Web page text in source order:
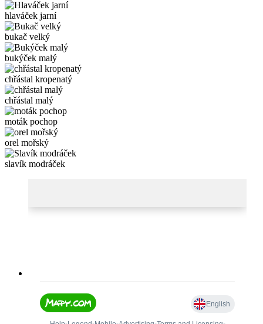
hlaváček jarní
bukač velký
bukýček malý
chřástal kropenatý
chřástal malý
moták pochop
orel mořský
slavík modráček